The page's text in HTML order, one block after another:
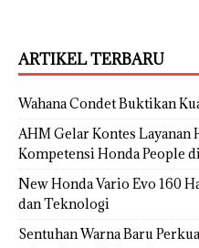
ARTIKEL TERBARU
Wahana Condet Buktikan
AHM Gelar Kontes Layanan
Kompetensi Honda People
New Honda Vario Evo 160
dan Teknologi
Sentuhan Warna Baru